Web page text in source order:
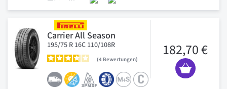
Carrier All Season
195/75 R 16C 110/108R
4 Bewertungen
182,70 €